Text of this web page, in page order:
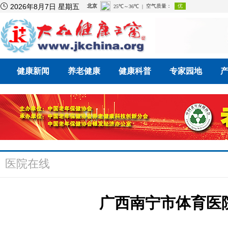
 2026年8月7日 星期五
健康新闻 养老健康 健康科普 专家园地
医院在线
广西南宁市体育医